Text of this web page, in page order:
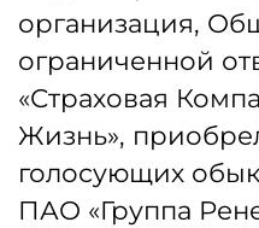
организация,
ограниченной
«Страховая
Жизнь»,
голосующих
ПАО «Группа